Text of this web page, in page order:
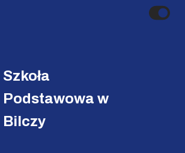
Szkoła
Podstawowa w
Bilczy